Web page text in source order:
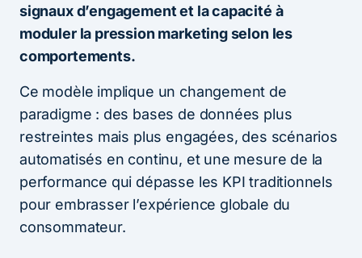
signaux d’engagement et la capacité à
moduler la pression marketing selon les
comportements.
Ce modèle implique un changement de
paradigme : des bases de données plus
restreintes mais plus engagées, des scénarios
automatisés en continu, et une mesure de la
performance qui dépasse les KPI traditionnels
pour embrasser l’expérience globale du
consommateur.